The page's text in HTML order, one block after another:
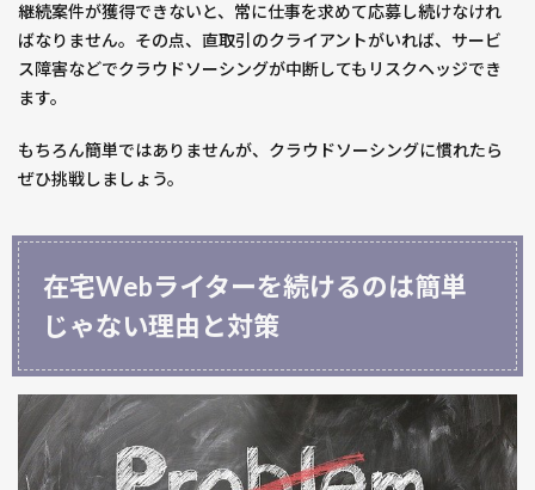
継続案件が獲得できないと、常に仕事を求めて応募し続けなけれ
ばなりません。その点、直取引のクライアントがいれば、サービ
ス障害などでクラウドソーシングが中断してもリスクヘッジでき
ます。
もちろん簡単ではありませんが、クラウドソーシングに慣れたら
ぜひ挑戦しましょう。
在宅Webライターを続けるのは簡単
じゃない理由と対策